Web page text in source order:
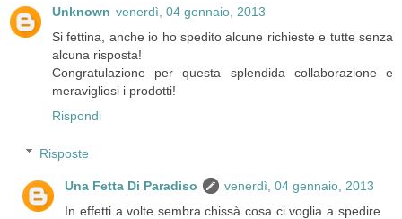
Unknown venerdì, 04 gennaio, 2013
Si fettina, anche io ho spedito alcune richieste e tutte senza
alcuna risposta!
Congratulazione per questa splendida collaborazione e
meravigliosi i prodotti!
Rispondi
Risposte
Una Fetta Di Paradiso
venerdì, 04 gennaio, 2013
In effetti a volte sembra chissà cosa ci voglia a spedire